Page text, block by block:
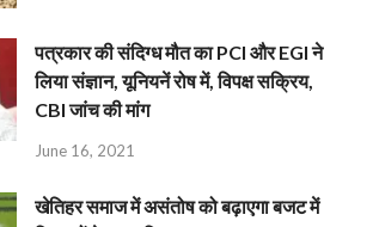
पत्रकार की संदिग्ध मौत का PCI और EGI ने
लिया संज्ञान, यूनियनें रोष में, विपक्ष सक्रिय,
CBI जांच की मांग
June 16, 2021
खेतिहर समाज में असंतोष को बढ़ाएगा बजट में